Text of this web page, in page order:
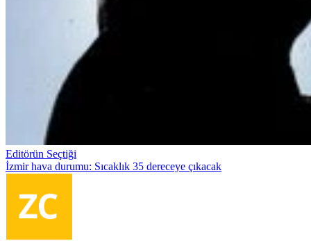
Editörün Seçtiği
İzmir hava durumu: Sıcaklık 35 dereceye çıkacak